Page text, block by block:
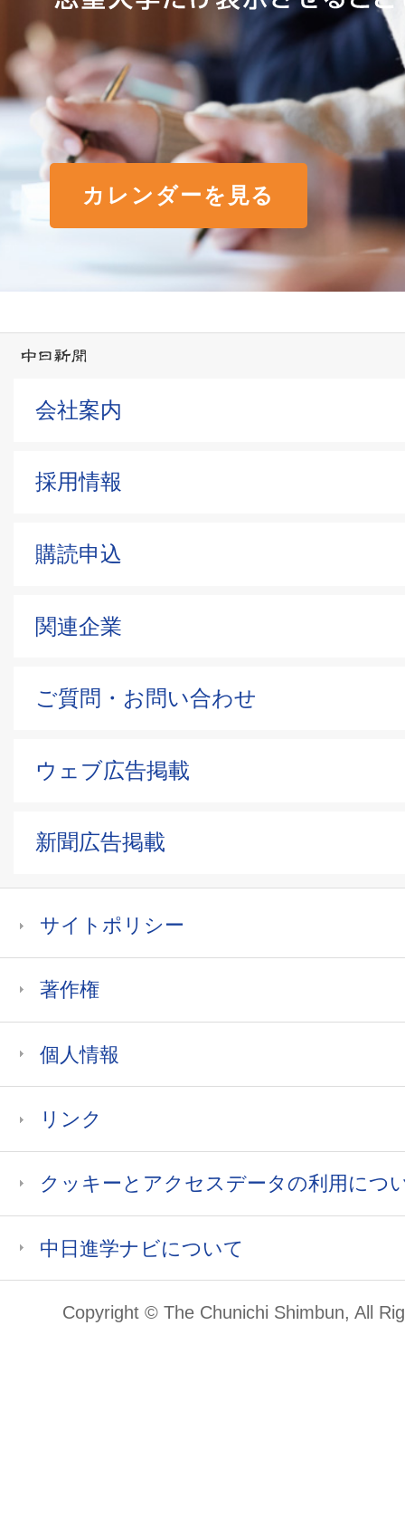
カレンダーを見る
会社案内
採用情報
購読申込
関連企業
ご質問・お問い合わせ
ウェブ広告掲載
新聞広告掲載
サイトポリシー
著作権
個人情報
リンク
クッキーとアクセスデータの利用につ
中日進学ナビについて
Copyright © The Chunichi Shimbun, All